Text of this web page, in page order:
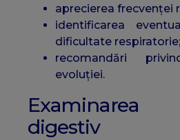
aprecierea frecvenței
identificarea
dificultate respiratorie;
recomandări
evoluției.
Examinarea
digestiv